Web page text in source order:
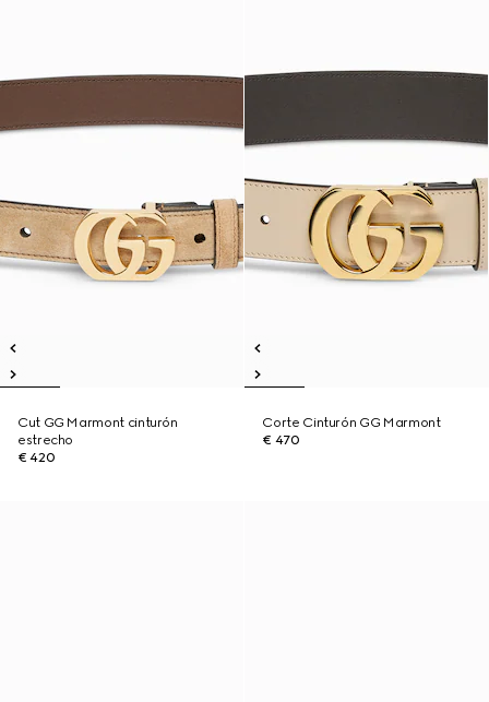
Cut GG Marmont cinturón
estrecho
€ 420
Corte Cinturón GG Marmont
€ 470